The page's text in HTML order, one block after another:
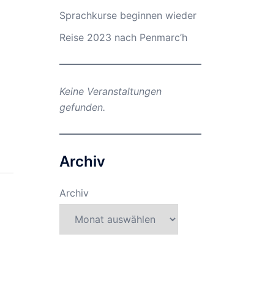
Sprachkurse beginnen wieder
Reise 2023 nach Penmarc’h
Keine Veranstaltungen
gefunden.
Archiv
Archiv